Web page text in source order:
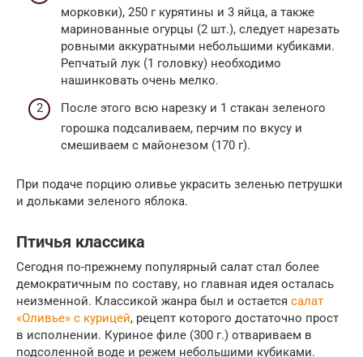
морковки), 250 г курятины и 3 яйца, а также
маринованные огурцы (2 шт.), следует нарезать
ровными аккуратными небольшими кубиками.
Репчатый лук (1 головку) необходимо
нашинковать очень мелко.
После этого всю нарезку и 1 стакан зеленого
горошка подсаливаем, перчим по вкусу и
смешиваем с майонезом (170 г).
При подаче порцию оливье украсить зеленью петрушки
и дольками зеленого яблока.
Птичья классика
Сегодня по-прежнему популярный салат стал более
демократичным по составу, но главная идея осталась
неизменной. Классикой жанра был и остается салат
«Оливье» с курицей, рецепт которого достаточно прост
в исполнении. Куриное филе (300 г.) отвариваем в
подсоленной воде и режем небольшими кубиками.